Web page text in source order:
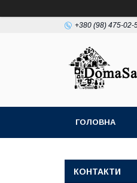
+380 (98) 475-02-
ГОЛОВНА
КОНТАКТИ